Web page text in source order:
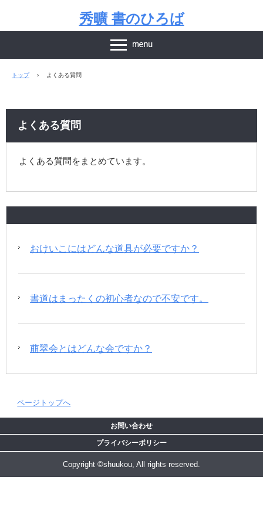
秀曠 書のひろば
トップ › よくある質問
よくある質問
よくある質問をまとめています。
おけいこにはどんな道具が必要ですか？
書道はまったくの初心者なので不安です。
萠翠会とはどんな会ですか？
ページトップへ
お問い合わせ
プライバシーポリシー
Copyright ©shuukou, All rights reserved.